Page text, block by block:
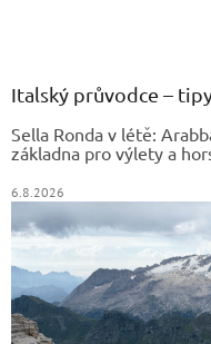
Italský průvodce –
Sella Ronda v létě:
základna pro výlety a
6.8.2026